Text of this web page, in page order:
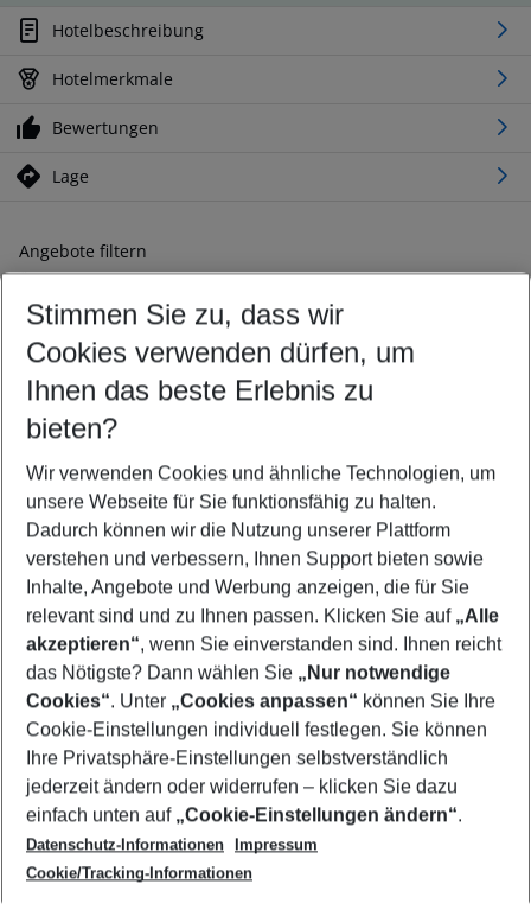
Hotelbeschreibung
Hotelmerkmale
Bewertungen
Lage
Angebote filtern
Ändern Sie Ihre Kriterien nach Ihren Wünschen
Abflughafen wählen
Beliebiger Abflughafen
Reisezeitraum wählen
10.08.26– 08.08.27 5-8 Nächte
2 Erwachsene Keine Kinder
Mehr Filter anzeigen
Footer
Footer navigation
Über uns
AGB
Cookie-Einstellungen ändern
Cookie-Richtlinie
Datenschutz
Service & Hilfe
Barrierefreies Reisen
Check-in
Folgen Sie uns
Stimmen Sie zu, dass wir
Cookies verwenden dürfen, um
Ihnen das beste Erlebnis zu
bieten?
Wir verwenden Cookies und ähnliche Technologien, um
unsere Webseite für Sie funktionsfähig zu halten.
Dadurch können wir die Nutzung unserer Plattform
verstehen und verbessern, Ihnen Support bieten sowie
Inhalte, Angebote und Werbung anzeigen, die für Sie
relevant sind und zu Ihnen passen. Klicken Sie auf „Alle
akzeptieren“, wenn Sie einverstanden sind. Ihnen reicht
das Nötigste? Dann wählen Sie „Nur notwendige
Cookies“. Unter „Cookies anpassen“ können Sie Ihre
Cookie-Einstellungen individuell festlegen. Sie können
Ihre Privatsphäre-Einstellungen selbstverständlich
jederzeit ändern oder widerrufen – klicken Sie dazu
einfach unten auf „Cookie-Einstellungen ändern“.
Datenschutz-Informationen
Impressum
Cookie/Tracking-Informationen